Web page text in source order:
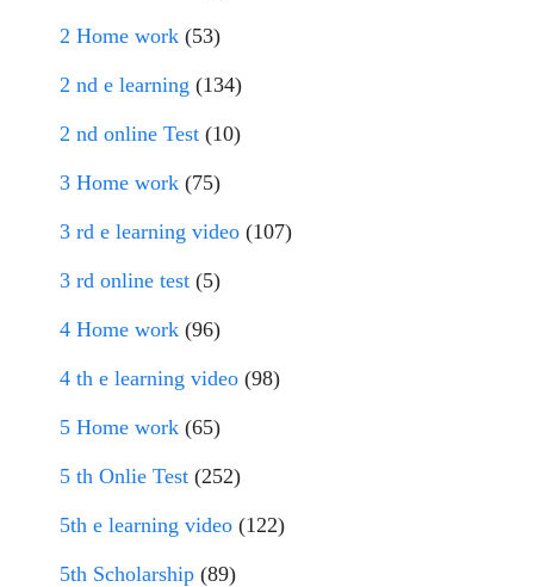
2 Home work (53)
2 nd e learning (134)
2 nd online Test (10)
3 Home work (75)
3 rd e learning video (107)
3 rd online test (5)
4 Home work (96)
4 th e learning video (98)
5 Home work (65)
5 th Onlie Test (252)
5th e learning video (122)
5th Scholarship (89)